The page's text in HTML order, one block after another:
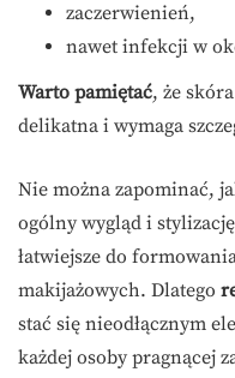
zaczerwienień,
nawet infekcji w
Warto pamiętać, że
delikatna i wymaga
Nie można zapominać,
ogólny wygląd i
łatwiejsze do
makijażowych. Dlatego
stać się nieodłącznym
każdej osoby pragnącej